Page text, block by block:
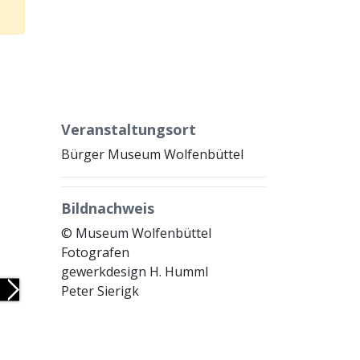
Next
Veranstaltungsort
Bürger Museum Wolfenbüttel
Bildnachweis
© Museum Wolfenbüttel
Fotografen
gewerkdesign H. Humml
Peter Sierigk